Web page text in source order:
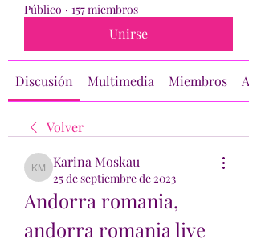
Público · 157 miembros
Unirse
Discusión Multimedia Miembros
Volver
Karina Moskau
Karina Moskau
25 de septiembre de 2023
Andorra romania,
andorra romania live